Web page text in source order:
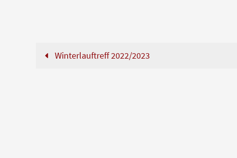
Winterlauftreff 2022/2023